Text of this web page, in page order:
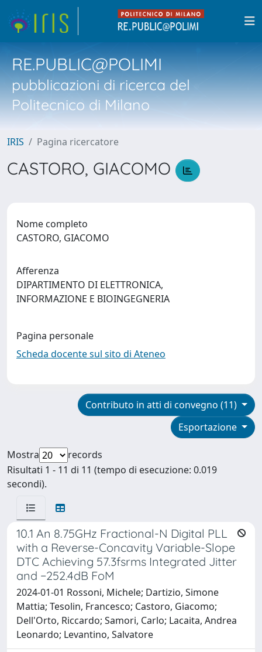
RE.PUBLIC@POLIMI
pubblicazioni di ricerca del
Politecnico di Milano
IRIS Pagina ricercatore
CASTORO, GIACOMO
Nome completo
CASTORO, GIACOMO
Afferenza
DIPARTIMENTO DI ELETTRONICA,
INFORMAZIONE E BIOINGEGNERIA
Pagina personale
Scheda docente sul sito di Ateneo
Contributo in atti di convegno (11)
Esportazione
Mostra
records
Risultati 1 - 11 di 11 (tempo di esecuzione: 0.019
secondi).
10.1 An 8.75GHz Fractional-N Digital PLL
with a Reverse-Concavity Variable-Slope
DTC Achieving 57.3fsrms Integrated Jitter
and −252.4dB FoM
2024-01-01 Rossoni, Michele; Dartizio, Simone
Mattia; Tesolin, Francesco; Castoro, Giacomo;
Dell'Orto, Riccardo; Samori, Carlo; Lacaita, Andrea
Leonardo; Levantino, Salvatore